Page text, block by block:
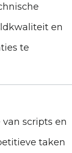
en
te
scripts en
taken